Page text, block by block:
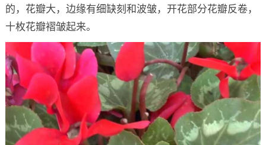
的，花瓣大，边缘有细缺刻和波皱，开花部分花瓣反卷，
十枚花瓣褶皱起来。